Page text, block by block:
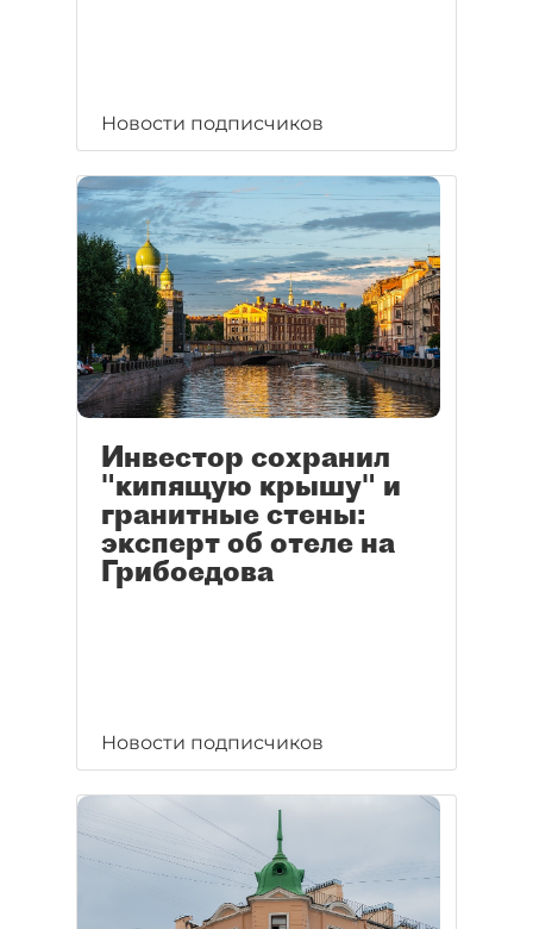
Новости подписчиков
Инвестор сохранил
"кипящую крышу" и
гранитные стены:
эксперт об отеле на
Грибоедова
Новости подписчиков